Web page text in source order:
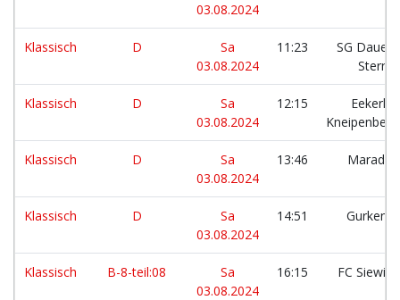
03.08.2024
Klassisch D
Sa
03.08.2024
11:23
SG
Klassisch D
Sa
03.08.2024
12:15
Klassisch D
Sa
03.08.2024
13:46
Klassisch D
Sa
03.08.2024
14:51
Klassisch B-8-teil:08
Sa
03.08.2024
16:15 FC